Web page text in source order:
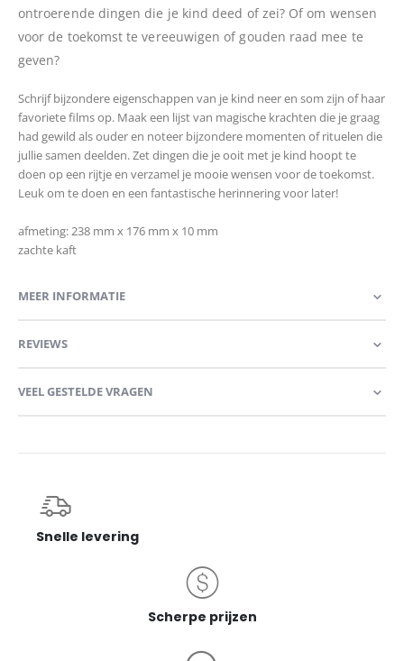
ontroerende dingen die je kind deed of zei? Of om wensen
voor de toekomst te vereeuwigen of gouden raad mee te
geven?
Schrijf bijzondere eigenschappen van je kind neer en som zijn of haar
favoriete films op. Maak een lijst van magische krachten die je graag
had gewild als ouder en noteer bijzondere momenten of rituelen die
jullie samen deelden. Zet dingen die je ooit met je kind hoopt te
doen op een rijtje en verzamel je mooie wensen voor de toekomst.
Leuk om te doen en een fantastische herinnering voor later!
afmeting:238 mm x 176 mm x 10 mm
zachte kaft
MEER INFORMATIE
REVIEWS
VEEL GESTELDE VRAGEN
Snelle levering
Scherpe prijzen